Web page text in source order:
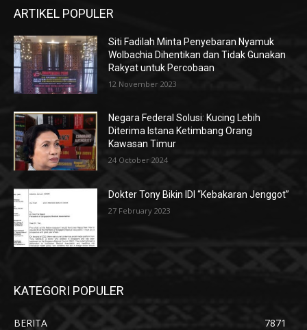
ARTIKEL POPULER
Siti Fadilah Minta Penyebaran Nyamuk
Wolbachia Dihentikan dan Tidak Gunakan
Rakyat untuk Percobaan
12 November 2023
Negara Federal Solusi: Kucing Lebih
Diterima Istana Ketimbang Orang
Kawasan Timur
24 October 2024
Dokter Tony Bikin IDI “Kebakaran Jenggot”
27 February 2023
KATEGORI POPULER
BERITA
7871